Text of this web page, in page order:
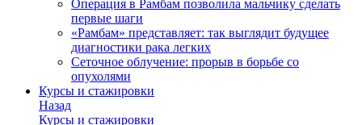
Операция в Рамбам позволила мальчику сделать
первые шаги
«Рамбам» представляет: так выглядит будущее
диагностики рака легких
Сеточное облучение: прорыв в борьбе со
опухолями
Курсы и стажировки
Назад
Курсы и стажировки